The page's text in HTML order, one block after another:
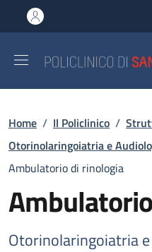
al contenuto principale
to footer content
Briciole di
Home / Il Policlinico /
Otorinolaringoiatria e
Ambulatorio di rinologia
Otorinolaringoiatria